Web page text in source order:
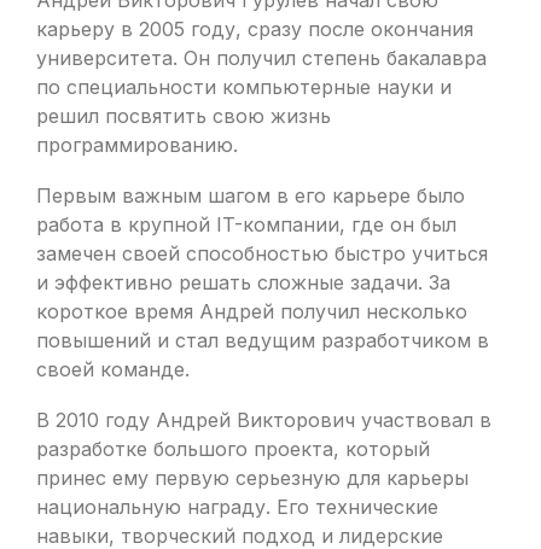
карьеру в 2005 году, сразу после окончания
университета. Он получил степень бакалавра
по специальности компьютерные науки и
решил посвятить свою жизнь
программированию.
Первым важным шагом в его карьере было
работа в крупной IT-компании, где он был
замечен своей способностью быстро учиться
и эффективно решать сложные задачи. За
короткое время Андрей получил несколько
повышений и стал ведущим разработчиком в
своей команде.
В 2010 году Андрей Викторович участвовал в
разработке большого проекта, который
принес ему первую серьезную для карьеры
национальную награду. Его технические
навыки, творческий подход и лидерские